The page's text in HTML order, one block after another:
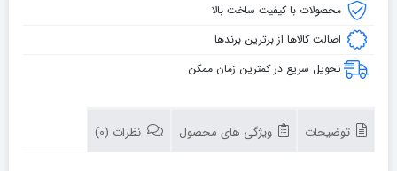
محصولات با کیفیت ساخت بالا
اصالت کالاها از برترین برندها
تحویل سریع در کمترین زمان ممکن
توضیحات ویژگی های محصول نظرات (0)